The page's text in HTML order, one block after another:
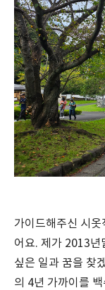
가이드해주신 시
어요. 제가 2013년
싶은 일과 꿈을 찾
의 4년 가까이를